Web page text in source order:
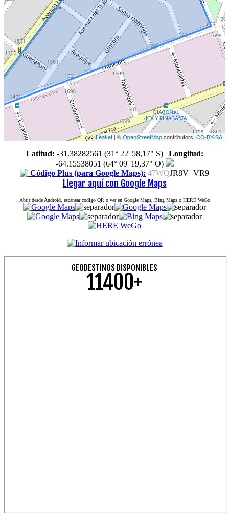
Leaflet | ©OpenStreetMapcontributors, CC-BY-SA
Latitud: -31.38282561 (31° 22' 58,17" S)| Longitud:
-64.15538051 (64° 09' 19,37" O)
Código Plus (para Google Maps): 47WQJR8V+VR9
Llegar aquí con Google Maps
Abrir desde Android, escanear código QR o ver en Google Maps, Bing Maps o HERE WeGo
GEODESTINOS DISPONIBLES
11400+